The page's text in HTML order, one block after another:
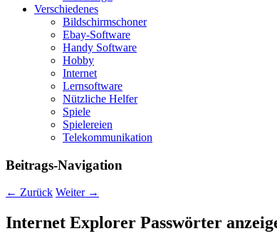
Verschiedenes
Bildschirmschoner
Ebay-Software
Handy Software
Hobby
Internet
Lernsoftware
Nützliche Helfer
Spiele
Spielereien
Telekommunikation
Beitrags-Navigation
← Zurück Weiter →
Internet Explorer Passwörter